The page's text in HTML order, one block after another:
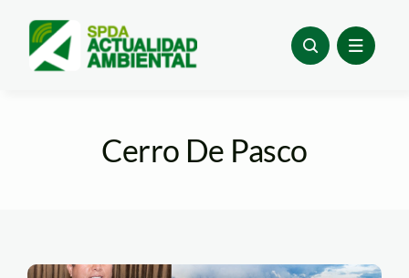
content
Cerro De Pasco